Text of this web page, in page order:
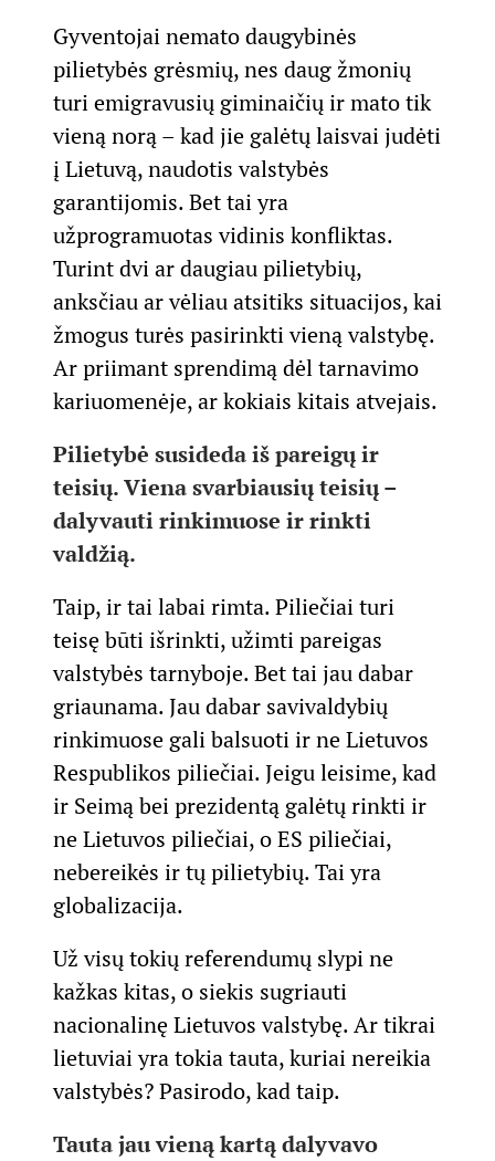
Gyventojai nemato daugybinės
pilietybės grėsmių, nes daug žmonių
turi emigravusių giminaičių ir mato tik
vieną norą – kad jie galėtų laisvai judėti
į Lietuvą, naudotis valstybės
garantijomis. Bet tai yra
užprogramuotas vidinis konfliktas.
Turint dvi ar daugiau pilietybių,
anksčiau ar vėliau atsitiks situacijos, kai
žmogus turės pasirinkti vieną valstybę.
Ar priimant sprendimą dėl tarnavimo
kariuomenėje, ar kokiais kitais atvejais.
Pilietybė susideda iš pareigų ir
teisių. Viena svarbiausių teisių –
dalyvauti rinkimuose ir rinkti
valdžią.
Taip, ir tai labai rimta. Piliečiai turi
teisę būti išrinkti, užimti pareigas
valstybės tarnyboje. Bet tai jau dabar
griaunama. Jau dabar savivaldybių
rinkimuose gali balsuoti ir ne Lietuvos
Respublikos piliečiai. Jeigu leisime, kad
ir Seimą bei prezidentą galėtų rinkti ir
ne Lietuvos piliečiai, o ES piliečiai,
nebereikės ir tų pilietybių. Tai yra
globalizacija.
Už visų tokių referendumų slypi ne
kažkas kitas, o siekis sugriauti
nacionalinę Lietuvos valstybę. Ar tikrai
lietuviai yra tokia tauta, kuriai nereikia
valstybės? Pasirodo, kad taip.
Tauta jau vieną kartą dalyvavo